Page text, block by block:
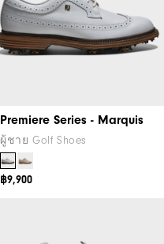
Premiere Series - Marquis
ผู้ชาย Golf Shoes
฿9,900